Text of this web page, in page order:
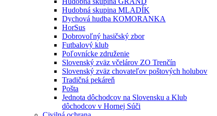
Hudobná skupina MLADÍK
Dychová hudba KOMORANKA
HorSus
Dobrovoľný hasičský zbor
Futbalový klub
Poľovnícke združenie
Slovenský zväz včelárov ZO Trenčín
Slovenský zväz chovateľov poštových holubov
Tradičná pekáreň
Pošta
Jednota dôchodcov na Slovensku a Klub
dôchodcov v Hornej Súči